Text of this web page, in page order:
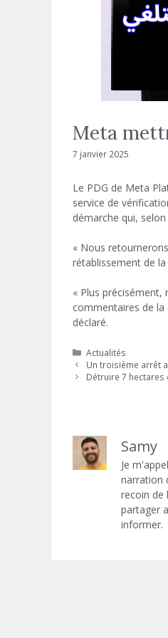
Meta
7 janvier 2025
Le PDG de Meta
service de
démarche qui,
« Nous
rétablissement de
« Plus
commentaires de
déclaré.
Catégories
Actualités
Un troisième arrêt
Détruire 7
Samy
Je
narration
recoin de
partager
informer.